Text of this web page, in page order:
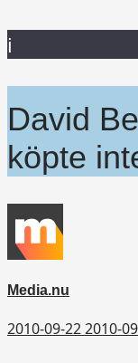
i
David
köpte
Media.nu
2010-09-222010-